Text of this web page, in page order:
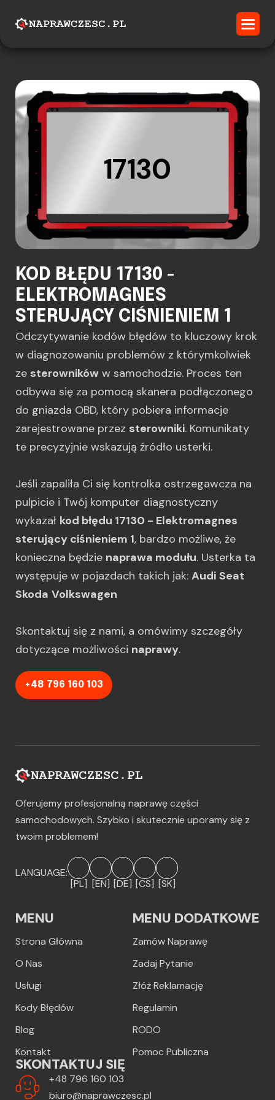
17130
KOD BŁĘDU 17130 -
ELEKTROMAGNES
STERUJĄCY CIŚNIENIEM 1
Odczytywanie kodów błędów to kluczowy krok
w diagnozowaniu problemów z którymkolwiek
ze sterowników w samochodzie. Proces ten
odbywa się za pomocą skanera podłączonego
do gniazda OBD, który pobiera informacje
zarejestrowane przez sterowniki. Komunikaty
te precyzyjnie wskazują źródło usterki.
Jeśli zapaliła Ci się kontrolka ostrzegawcza na
pulpicie i Twój komputer diagnostyczny
wykazał kod błędu 17130 - Elektromagnes
sterujący ciśnieniem 1, bardzo możliwe, że
konieczna będzie naprawa modułu. Usterka ta
występuje w pojazdach takich jak: Audi Seat
Skoda Volkswagen
Skontaktuj się z nami, a omówimy szczegóły
dotyczące możliwości naprawy.
+48 796 160 103
Oferujemy profesjonalną naprawę części
samochodowych. Szybko i skutecznie uporamy się z
twoim problemem!
LANGUAGE:
[PL] [EN] [DE] [CS] [SK]
MENU
Strona Główna
O Nas
Usługi
Kody Błędów
Blog
Kontakt
MENU DODATKOWE
Zamów Naprawę
Zadaj Pytanie
Złóż Reklamację
Regulamin
RODO
Pomoc Publiczna
SKONTAKTUJ SIĘ
+48 796 160 103
biuro@naprawczesc.pl